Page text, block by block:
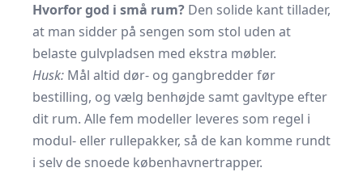
Hvorfor god i små rum? Den solide kant tillader,
at man sidder på sengen som stol uden at
belaste gulvpladsen med ekstra møbler.
Husk: Mål altid dør- og gangbredder før
bestilling, og vælg benhøjde samt gavltype efter
dit rum. Alle fem modeller leveres som regel i
modul- eller rullepakker, så de kan komme rundt
i selv de snoede københavnertrapper.